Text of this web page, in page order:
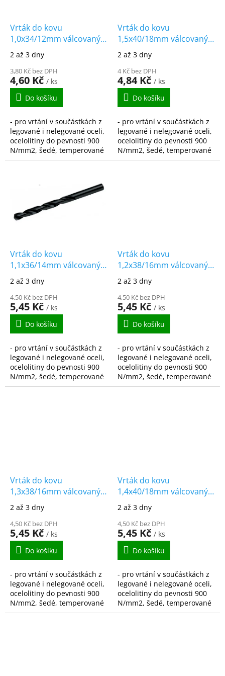
d
ů
Vrták do kovu
1,0x34/12mm válcovaný
HSS-R DIN338
2 až 3 dny
3,80 Kč bez DPH
4,60 Kč / ks
Do košíku
- pro vrtání v součástkách z
legované i nelegované oceli,
ocelolitiny do pevnosti 900
N/mm2, šedé, temperované
i tvárné litiny, spékané oceli,
Vrták do kovu
1,5x40/18mm válcovaný
HSS-R DIN338
2 až 3 dny
4 Kč bez DPH
4,84 Kč / ks
Do košíku
- pro vrtání v součástkách z
legované i nelegované oceli,
ocelolitiny do pevnosti 900
N/mm2, šedé, temperované
i tvárné litiny, spékané oceli,
Vrták do kovu
1,1x36/14mm válcovaný
HSS-R DIN338
2 až 3 dny
4,50 Kč bez DPH
5,45 Kč / ks
Do košíku
- pro vrtání v součástkách z
legované i nelegované oceli,
ocelolitiny do pevnosti 900
N/mm2, šedé, temperované
i tvárné litiny, spékané oceli,
Vrták do kovu
1,2x38/16mm válcovaný
HSS-R DIN338
2 až 3 dny
4,50 Kč bez DPH
5,45 Kč / ks
Do košíku
- pro vrtání v součástkách z
legované i nelegované oceli,
ocelolitiny do pevnosti 900
N/mm2, šedé, temperované
i tvárné litiny, spékané oceli,
Vrták do kovu
1,3x38/16mm válcovaný
HSS-R DIN338
2 až 3 dny
4,50 Kč bez DPH
5,45 Kč / ks
Do košíku
- pro vrtání v součástkách z
legované i nelegované oceli,
ocelolitiny do pevnosti 900
N/mm2, šedé, temperované
i tvárné litiny, spékané oceli,
Vrták do kovu
1,4x40/18mm válcovaný
HSS-R DIN338
2 až 3 dny
4,50 Kč bez DPH
5,45 Kč / ks
Do košíku
- pro vrtání v součástkách z
legované i nelegované oceli,
ocelolitiny do pevnosti 900
N/mm2, šedé, temperované
i tvárné litiny, spékané oceli,